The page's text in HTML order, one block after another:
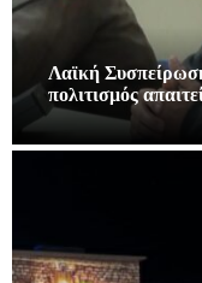
Λαϊκή
πολιτισμός